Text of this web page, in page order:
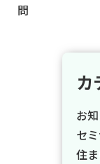
問
カ
お
セ
住